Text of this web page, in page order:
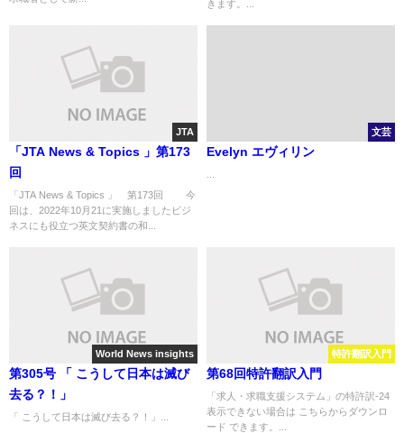
きます。...
JTA
「JTA News & Topics 」第173
回
「JTA News & Topics 」 第173回 今
回は、2022年10月21に実施しましたビジ
ネスにも役立つ英文契約書の和...
文芸
Evelyn エヴィリン
World News insights
第305号 「 こうして日本は滅び
去る？！」
「 こうして日本は滅び去る？！」...
特許翻訳入門
第68回特許翻訳入門
「求人・求職支援システム」の特許訳-24
表示できない場合は こちらからダウンロ
ード できます。...